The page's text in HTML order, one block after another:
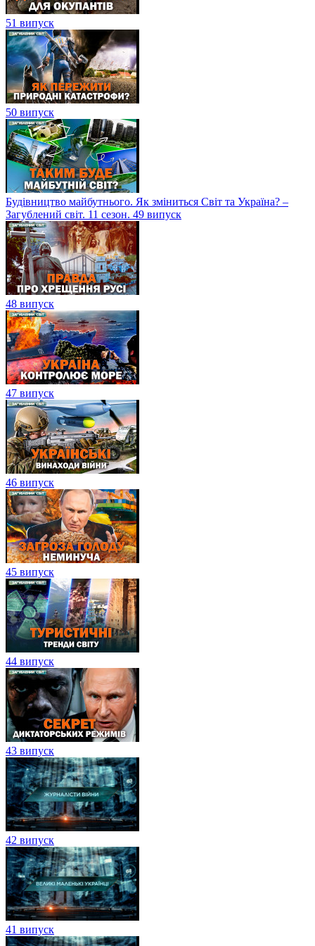
51 випуск
50 випуск
Будівництво майбутнього. Як зміниться Світ та Україна? –
Загублений світ. 11 сезон. 49 випуск
48 випуск
47 випуск
46 випуск
45 випуск
44 випуск
43 випуск
42 випуск
41 випуск